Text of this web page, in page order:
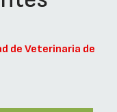
de Veterinaria de